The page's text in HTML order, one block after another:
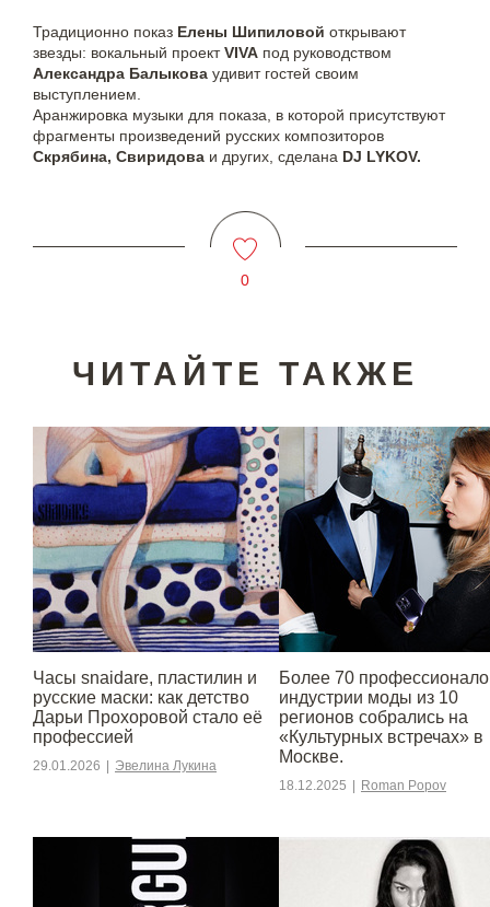
Традиционно показ Елены Шипиловой открывают
звезды: вокальный проектVIVA под руководством
Александра Балыкова удивит гостей своим
выступлением.
Аранжировка музыки для показа, в которой присутствуют
фрагменты произведений русских композиторов
Скрябина, Свиридова и других, сделана DJ LYKOV.
0
ЧИТАЙТЕ ТАКЖЕ
Часы snaidare, пластилин и
русские маски: как детство
Дарьи Прохоровой стало её
профессией
29.01.2026 | Эвелина Лукина
Более 70
индустрии моды из 10
регионов собрались на
«Культурных встречах» в
Москве.
18.12.2025 | Roman Popov